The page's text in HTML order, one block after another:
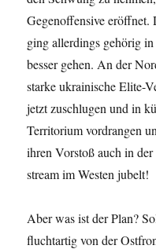
Gegenoffensive eröffnet.
ging allerdings gehörig
besser gehen. An der
starke ukrainische Elite-
jetzt zuschlugen und in
Territorium vordrangen
ihren Vorstoß auch in
stream im Westen jubelt!
Aber was ist der Plan?
fluchtartig von der